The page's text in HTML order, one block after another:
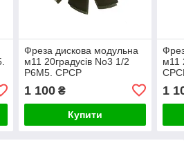
Фреза дискова модульна
м11 20градусів No3 1/2
Р6М5. СРСР
1 100₴
Купити
м11
1